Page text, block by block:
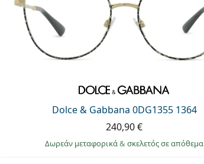
Dolce & Gabbana 0DG1355 1364
240,90 €
Δωρεάν μεταφορικά& σκελετός σε απόθεμα